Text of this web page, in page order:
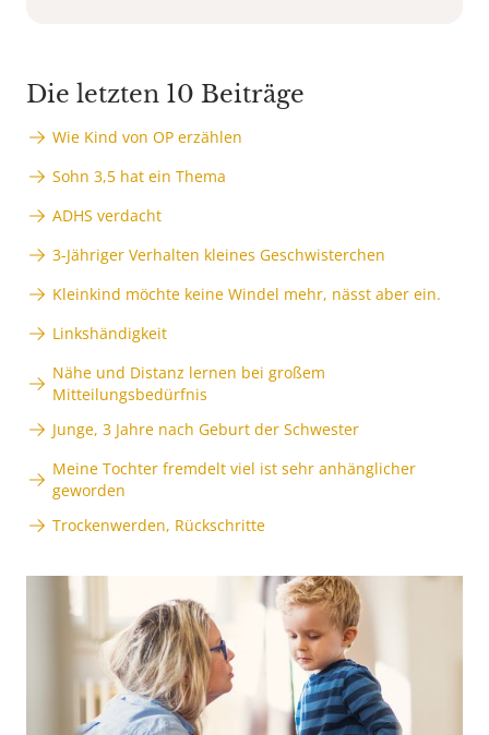
Die letzten 10 Beiträge
Wie Kind von OP erzählen
Sohn 3,5 hat ein Thema
ADHS verdacht
3-Jähriger Verhalten kleines Geschwisterchen
Kleinkind möchte keine Windel mehr, nässt aber ein.
Linkshändigkeit
Nähe und Distanz lernen bei großem
Mitteilungsbedürfnis
Junge, 3 Jahre nach Geburt der Schwester
Meine Tochter fremdelt viel ist sehr anhänglicher
geworden
Trockenwerden, Rückschritte